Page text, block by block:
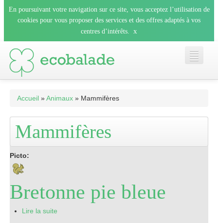
En poursuivant votre navigation sur ce site, vous acceptez l’utilisation de
cookies pour vous proposer des services et des offres adaptés à vos
centres d’intérêts.
x
Les balades
Les espèces
Accueil »Animaux » Mammifères
Mammifères
Picto:
Bretonne pie bleue
Lire la suite